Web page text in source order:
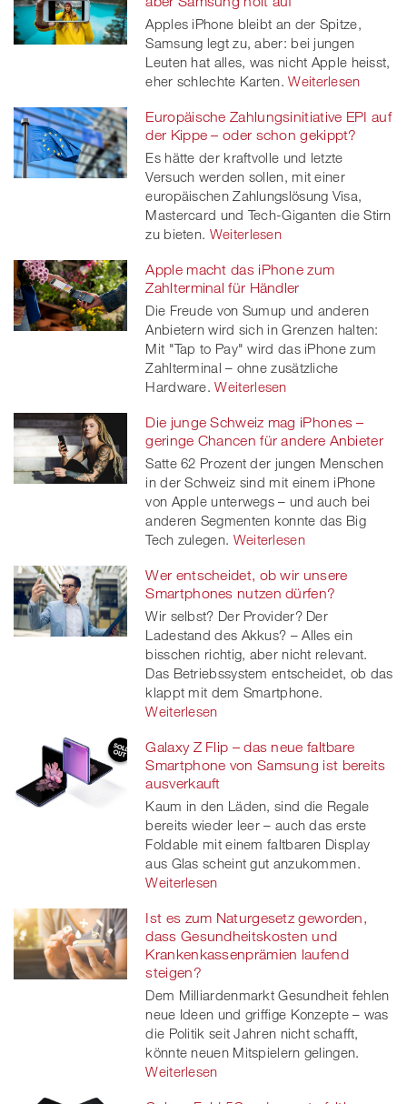
Apples iPhone bleibt an der Spitze,
Samsung legt zu, aber: bei jungen
Leuten hat alles, was nicht Apple heisst,
eher schlechte Karten. Weiterlesen
Europäische Zahlungsinitiative EPI auf
der Kippe – oder schon gekippt?
Es hätte der kraftvolle und letzte
Versuch werden sollen, mit einer
europäischen Zahlungslösung Visa,
Mastercard und Tech-Giganten die Stirn
zu bieten. Weiterlesen
Apple macht das iPhone zum
Zahlterminal für Händler
Die Freude von Sumup und anderen
Anbietern wird sich in Grenzen halten:
Mit "Tap to Pay" wird das iPhone zum
Zahlterminal – ohne zusätzliche
Hardware. Weiterlesen
Die junge Schweiz mag iPhones –
geringe Chancen für andere Anbieter
Satte 62 Prozent der jungen Menschen
in der Schweiz sind mit einem iPhone
von Apple unterwegs – und auch bei
anderen Segmenten konnte das Big
Tech zulegen. Weiterlesen
Wer entscheidet, ob wir unsere
Smartphones nutzen dürfen?
Wir selbst? Der Provider? Der
Ladestand des Akkus? – Alles ein
bisschen richtig, aber nicht relevant.
Das Betriebssystem entscheidet, ob das
klappt mit dem Smartphone.
Weiterlesen
Galaxy Z Flip – das neue faltbare
Smartphone von Samsung ist bereits
ausverkauft
Kaum in den Läden, sind die Regale
bereits wieder leer – auch das erste
Foldable mit einem faltbaren Display
aus Glas scheint gut anzukommen.
Weiterlesen
Ist es zum Naturgesetz geworden,
dass Gesundheitskosten und
Krankenkassenprämien laufend
steigen?
Dem Milliardenmarkt Gesundheit fehlen
neue Ideen und griffige Konzepte – was
die Politik seit Jahren nicht schafft,
könnte neuen Mitspielern gelingen.
Weiterlesen